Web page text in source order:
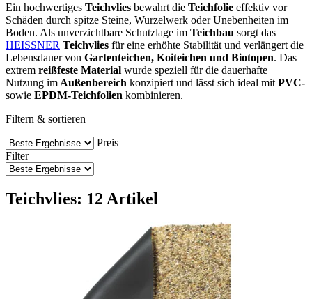
Ein hochwertiges Teichvlies bewahrt die Teichfolie effektiv vor
Schäden durch spitze Steine, Wurzelwerk oder Unebenheiten im
Boden. Als unverzichtbare Schutzlage im Teichbau sorgt das
HEISSNER Teichvlies für eine erhöhte Stabilität und verlängert die
Lebensdauer von Gartenteichen, Koiteichen und Biotopen. Das
extrem reißfeste Material wurde speziell für die dauerhafte
Nutzung im Außenbereich konzipiert und lässt sich ideal mit PVC-
sowie EPDM-Teichfolien kombinieren.
Filtern & sortieren
Preis
Filter
Teichvlies: 12 Artikel